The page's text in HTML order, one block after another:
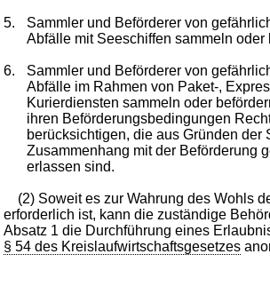
5.
Sammler und Beförderer von
Abfälle mit Seeschiffen sammeln oder
6.
Sammler und Beförderer von
Abfälle im Rahmen von Paket-,
Kurierdiensten sammeln oder
ihren Beförderungsbedingungen
berücksichtigen, die aus Gründen der
Zusammenhang mit der Beförderung
erlassen sind.
(2) Soweit es zur Wahrung des Wohls
erforderlich ist, kann die zuständige
Absatz 1 die Durchführung eines
§ 54 des Kreislaufwirtschaftsgesetzes